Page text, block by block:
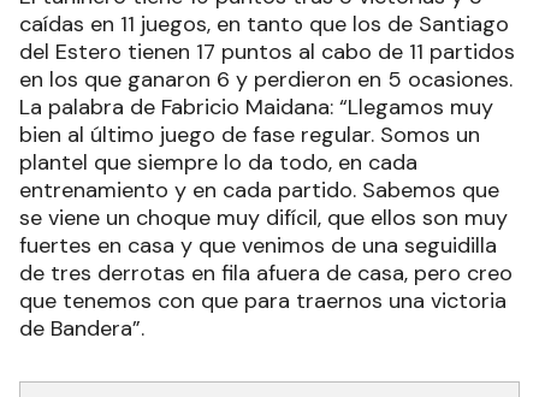
caídas en 11 juegos, en tanto que los de Santiago
del Estero tienen 17 puntos al cabo de 11 partidos
en los que ganaron 6 y perdieron en 5 ocasiones.
La palabra de Fabricio Maidana: “Llegamos muy
bien al último juego de fase regular. Somos un
plantel que siempre lo da todo, en cada
entrenamiento y en cada partido. Sabemos que
se viene un choque muy difícil, que ellos son muy
fuertes en casa y que venimos de una seguidilla
de tres derrotas en fila afuera de casa, pero creo
que tenemos con que para traernos una victoria
de Bandera”.